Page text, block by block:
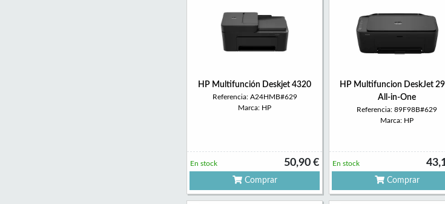
HP Multifunción Deskjet 4320
Referencia: A24HMB#629
Marca: HP
50,90 €
En stock
Comprar
HP Multifuncion DeskJet
All-in-One
Referencia: 89F98B#629
Marca: HP
En stock
Comprar